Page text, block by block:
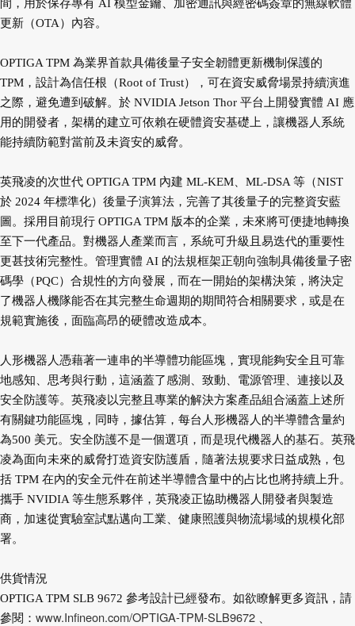
間，用於保存專有 AI 模型金鑰、加密通訊與經密碼簽章的無線軟體
更新（OTA）內容。
OPTIGA TPM 為業界首款具備後量子安全韌體更新機制保護的
TPM，設計為信任根（Root of Trust），可在資安威脅場景持續演進
之際，避免遭到破解。於 NVIDIA Jetson Thor 平台上開發實體 AI 應
用的開發者，架構的建立可依賴在硬體資安基礎上，讓機器人系統
能持續防範對當前及未資安的威脅。
英飛凌的次世代 OPTIGA TPM 內建 ML-KEM、ML-DSA 等（NIST
於 2024 年標準化）後量子演算法，完善了其後量子的完整資安藍
圖。採用目前現行 OPTIGA TPM 版本的企業，未來將可便捷地轉換
至下一代產品。對機器人產業而言，系統可升級且易迭代的重要性
更甚技術完整性。管理實體 AI 的法規框架正朝向強制具備後量子密
碼學（PQC）合規性的方向發展，而在一開始的架構決策，將決定
了機器人機隊能否在其完整生命週期的期間符合相關要求，或是在
規範實施後，面臨高昂的硬體改造成本。
人形機器人憑藉著一連串的半導體功能區塊，實現能夠安全且可靠
地感知、思考與行動，這涵蓋了感測、致動、電源管理、連接以及
安全防護等。英飛凌以完整且專業的解決方案產品組合涵蓋上述所
有關鍵功能區塊，同時，據估算，每台人形機器人的半導體含量約
為500 美元。安全防護不是一個選項，而是現代機器人的基石。英飛
凌為面向未來的威脅打造資安防護盾，隨著法規要求日益成熟，包
括 TPM 在內的安全元件在前述半導體含量中的占比也將持續上升。
攜手 NVIDIA 等生態系夥伴，英飛凌正協助機器人開發者與製造
商，加速從實驗室試點邁向工業、健康照護與物流場域的規模化部
署。
供貨情況
OPTIGA TPM SLB 9672 參考設計已經發布。如欲瞭解更多資訊，請
參閱： www.Infineon.com/OPTIGA-TPM-SLB9672